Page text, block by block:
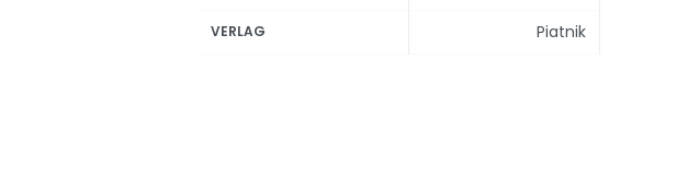
VERLAG Piatnik